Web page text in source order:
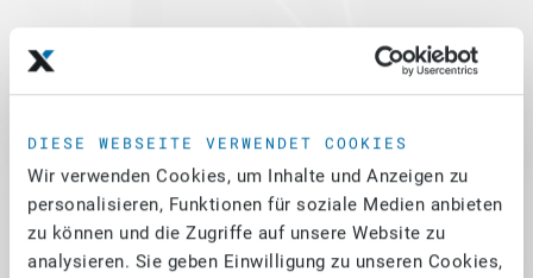
DIESE WEBSEITE VERWENDET COOKIES
Wir verwenden Cookies, um Inhalte und Anzeigen zu
personalisieren, Funktionen für soziale Medien anbieten
zu können und die Zugriffe auf unsere Website zu
analysieren. Sie geben Einwilligung zu unseren Cookies,